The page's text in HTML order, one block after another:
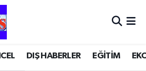
DIŞ HABERLER EĞİTİM